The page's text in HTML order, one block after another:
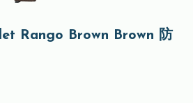
Rango Brown Brown 防